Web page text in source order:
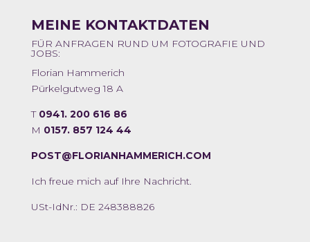
MEINE KONTAKTDATEN
FÜR ANFRAGEN RUND UM FOTOGRAFIE UND
JOBS:
Florian Hammerich
Pürkelgutweg 18 A
T 0941. 200 616 86
M 0157. 857 124 44
POST@FLORIANHAMMERICH.COM
Ich freue mich auf Ihre Nachricht.
USt-IdNr.: DE 248388826